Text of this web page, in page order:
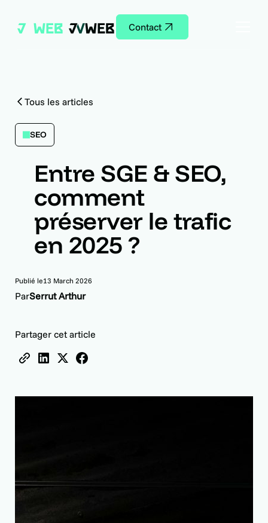
Contact
Tous les articles
SEO
Entre SGE & SEO,
comment
préserver le trafic
en 2025 ?
Publié le13 March 2026
ParSerrut Arthur
Partager cet article